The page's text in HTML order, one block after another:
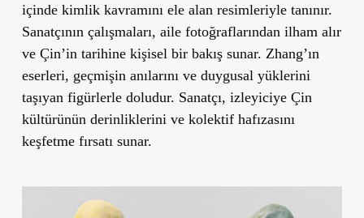
içinde kimlik kavramını ele alan resimleriyle tanınır.
Sanatçının çalışmaları, aile fotoğraflarından ilham alır
ve Çin’in tarihine kişisel bir bakış sunar. Zhang’ın
eserleri, geçmişin anılarını ve duygusal yüklerini
taşıyan figürlerle doludur. Sanatçı, izleyiciye Çin
kültürünün derinliklerini ve kolektif hafızasını
keşfetme fırsatı sunar.